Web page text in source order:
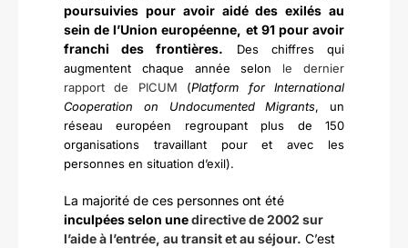
poursuivies pour avoir aidé des exilés au
sein de l’Union européenne, et 91 pour avoir
franchi des frontières. Des chiffres qui
augmentent chaque année selon le dernier
rapport de PICUM (Platform for International
Cooperation on Undocumented Migrants, un
réseau européen regroupant plus de 150
organisations travaillant pour et avec les
personnes en situation d’exil).
La majorité de ces personnes ont été
inculpées selon unedirective de 2002 sur
l’aide à l’entrée, au transit et au séjour. C’est